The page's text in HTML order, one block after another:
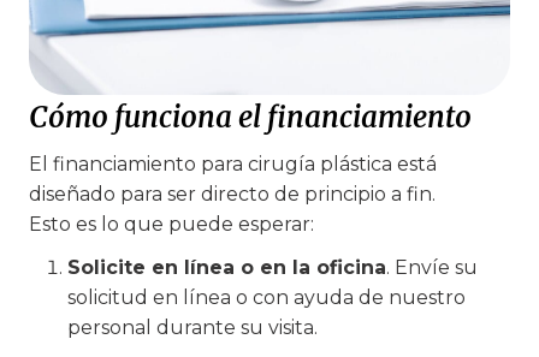
Cómo funciona el financiamiento
El financiamiento para cirugía plástica está
diseñado para ser directo de principio a fin.
Esto es lo que puede esperar:
Solicite en línea o en la oficina. Envíe su
solicitud en línea o con ayuda de nuestro
personal durante su visita.